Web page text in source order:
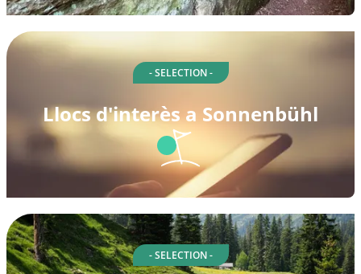
- SELECTION -
Llocs d'interès a Sonnenbühl
- SELECTION -